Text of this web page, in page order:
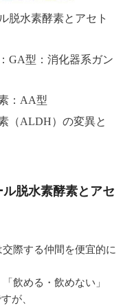
脱水素酵素とアセト
GA型：消化器系ガン
：AA型
（ALDH）の変異と
脱水素酵素とアセ
際する仲間を便宜的に
飲める・飲めない」
が、